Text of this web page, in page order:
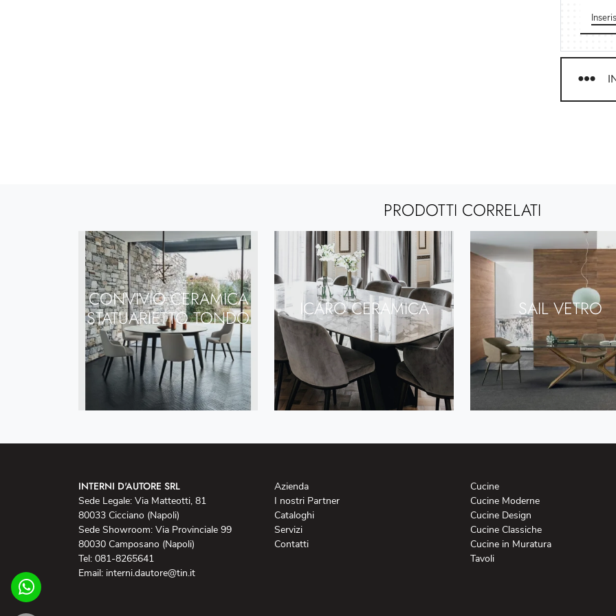
PRODOTTI CORRELATI
CONVIVIO CERAMICA
STATUARIETTO TONDO
ICARO CERAMICA SAIL VETRO
INTERNI D'AUTORE SRL
Sede Legale: Via Matteotti, 81
80033 Cicciano (Napoli)
Sede Showroom: Via Provinciale 99
80030 Camposano (Napoli)
Tel: 081-8265641
Email: interni.dautore@tin.it
Azienda
I nostri Partner
Cataloghi
Servizi
Contatti
Cucine
Cucine Moderne
Cucine Design
Cucine Classiche
Cucine in Muratura
Tavoli